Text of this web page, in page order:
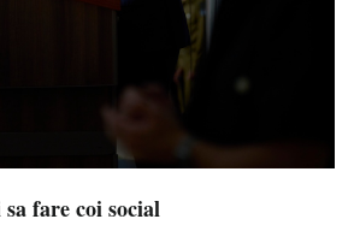
fare coi social